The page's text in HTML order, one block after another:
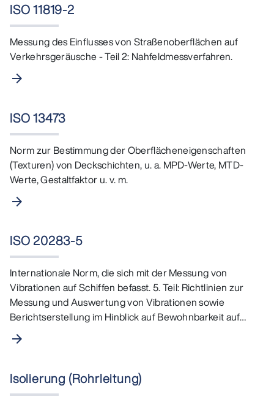
ISO 11819-2
Messung des Einflusses von Straßenoberflächen auf
Verkehrsgeräusche - Teil 2: Nahfeldmessverfahren.
arrow_forward
ISO 13473
Norm zur Bestimmung der Oberflächeneigenschaften
(Texturen) von Deckschichten, u. a. MPD-Werte, MTD-
Werte, Gestaltfaktor u. v. m.
arrow_forward
ISO 20283-5
Internationale Norm, die sich mit der Messung von
Vibrationen auf Schiffen befasst. 5. Teil: Richtlinien zur
Messung und Auswertung von Vibrationen sowie
Berichtserstellung im Hinblick auf Bewohnbarkeit auf…
arrow_forward
Isolierung (Rohrleitung)